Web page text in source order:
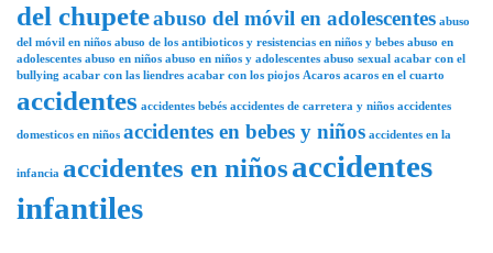
del chupeteabuso del móvil en adolescentes abuso
del móvil en niños abuso de los antibioticos y resistencias en niños y bebes abuso en
adolescentes abuso en niños abuso en niños y adolescentes abuso sexual acabar con el
bullying acabar con las liendres acabar con los piojos Acaros acaros en el cuarto
accidentes accidentes bebés accidentes de carretera y niños accidentes
domesticos en niños accidentes en bebes y niños accidentes en la
infancia accidentes en niñosaccidentes
infantiles